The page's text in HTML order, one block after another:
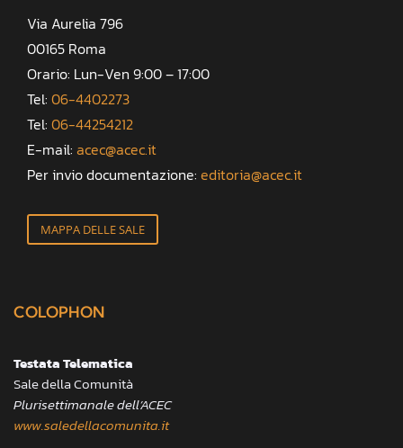
Via Aurelia 796
00165 Roma
Orario: Lun-Ven 9:00 – 17:00
Tel: 06-4402273
Tel: 06-44254212
E-mail: acec@acec.it
Per invio documentazione: editoria@acec.it
MAPPA DELLE SALE
COLOPHON
Testata Telematica
Sale della Comunità
Plurisettimanale dell’ACEC
www.saledellacomunita.it